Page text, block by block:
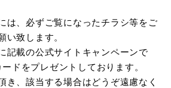
は、必ずご覧になったチラシ等をご
い致します。
記載の公式サイトキャンペーンで
ドをプレゼントしております。
き、該当する場合はどうぞ遠慮なく